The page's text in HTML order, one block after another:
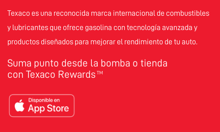
Texaco es una reconocida marca internacional de combustibles
y lubricantes que ofrece gasolina con tecnología avanzada y
productos diseñados para mejorar el rendimiento de tu auto.
Suma punto desde la bomba o tienda
con Texaco Rewards TM